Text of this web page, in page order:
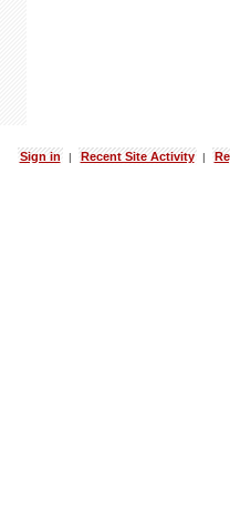
Sign in | Recent Site Activity |